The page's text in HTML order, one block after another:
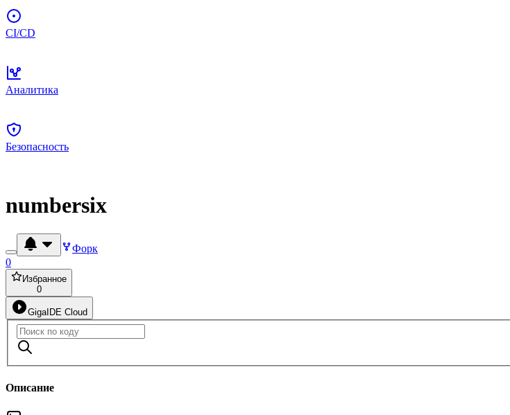
CI/CD
Аналитика
Безопасность
numbersix
Форк
0
Избранное
0
GigaIDE Cloud
Описание